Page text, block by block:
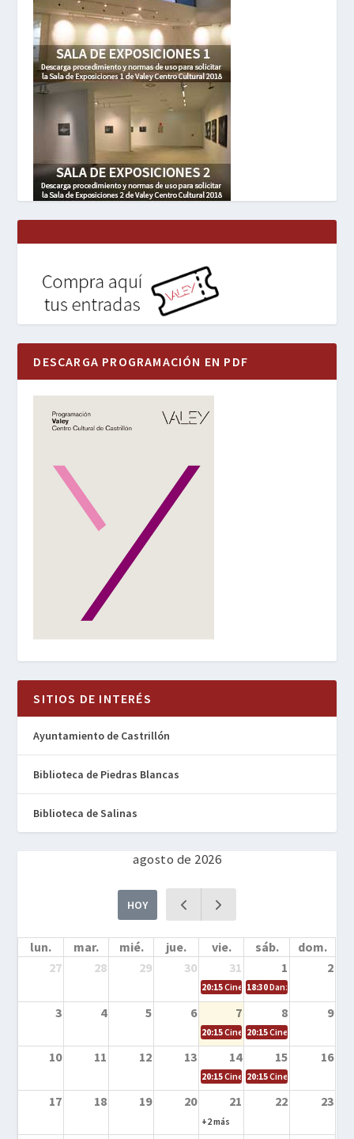
DESCARGA PROGRAMACIÓN EN PDF
SITIOS DE INTERÉS
Ayuntamiento de Castrillón
Biblioteca de Piedras Blancas
Biblioteca de Salinas
agosto de 2026
HOY
lun. mar. mié. jue. vie. sáb.
dom.
27
28 29 30 31 1 2
20:15Cine en la calle – Cómo
18:30Danza – Cita en el
3 4 5 6 7 8 9
20:15Cine en la calle – El niño y la
20:15Cine en la calle –
10 11 12 13 14 15 16
20:15Cine en la calle – Tortugas
20:15Cine en la calle –
17 18 19 20 21 22 23
+2 más